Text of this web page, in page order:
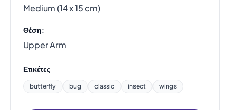
Medium (14 x 15 cm)
Θέση:
Upper Arm
Ετικέτες
butterfly bug classic insect wings